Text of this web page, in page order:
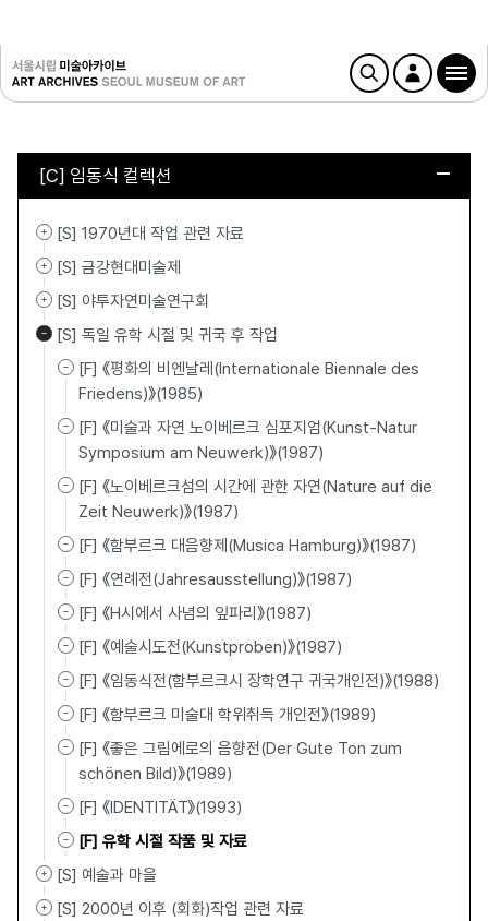
[C] 임동식 컬렉션
[S] 1970년대 작업 관련 자료
[S] 금강현대미술제
[S] 야투자연미술연구회
[S] 독일 유학 시절 및 귀국 후 작업
[F] 《평화의 비엔날레(Internationale Biennale des
Friedens)》(1985)
[F] 《미술과 자연 노이베르크 심포지엄(Kunst-Natur
Symposium am Neuwerk)》(1987)
[F] 《노이베르크섬의 시간에 관한 자연(Nature auf die
Zeit Neuwerk)》(1987)
[F] 《함부르크 대음향제(Musica Hamburg)》(1987)
[F] 《연례전(Jahresausstellung)》(1987)
[F] 《H시에서 사념의 잎파리》(1987)
[F] 《예술시도전(Kunstproben)》(1987)
[F] 《임동식전(함부르크시 장학연구 귀국개인전)》(1988)
[F] 《함부르크 미술대 학위취득 개인전》(1989)
[F] 《좋은 그림에로의 음향전(Der Gute Ton zum
schönen Bild)》(1989)
[F] 《IDENTITÄT》(1993)
[F] 유학 시절 작품 및 자료
[S] 예술과 마을
[S] 2000년 이후 (회화)작업 관련 자료